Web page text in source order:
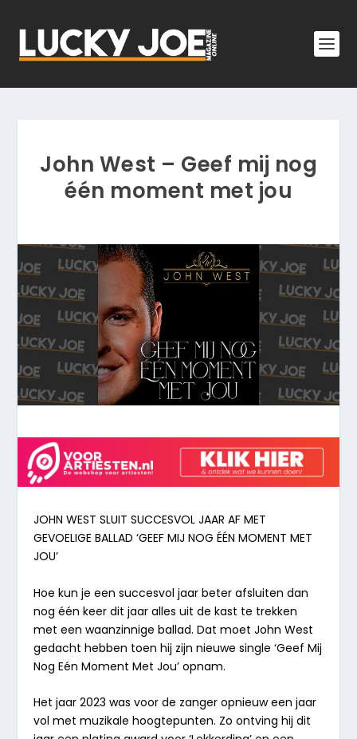
John West – Geef mij nog
één moment met jou
JOHN WEST SLUIT SUCCESVOL JAAR AF MET
GEVOELIGEBALLAD ‘GEEF MIJ NOG ÉÉN MOMENT MET
JOU’
Hoe kun je een succesvol jaar beter afsluiten dan
nog één keer dit jaar alles uit de kast te trekken
met een waanzinnige ballad. Dat moet John West
gedacht hebben toen hij zijn nieuwe single ‘Geef Mij
Nog Eén Moment Met Jou’ opnam.
Het jaar 2023 was voor de zanger opnieuw een jaar
vol met muzikale hoogtepunten. Zo ontving hij dit